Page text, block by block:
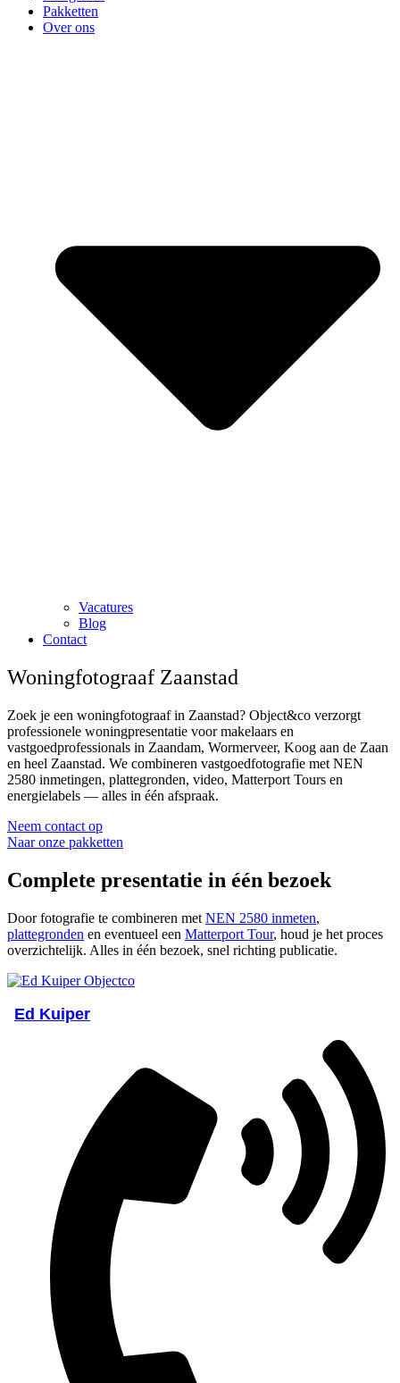
Pakketten
Over ons
Vacatures
Blog
Contact
Woningfotograaf Zaanstad
Zoek je een woningfotograaf in Zaanstad? Object&co verzorgt
professionele woningpresentatie voor makelaars en
vastgoedprofessionals in Zaandam, Wormerveer, Koog aan de Zaan
en heel Zaanstad. We combineren vastgoedfotografie met NEN
2580 inmetingen, plattegronden, video, Matterport Tours en
energielabels — alles in één afspraak.
Neem contact op
Naar onze pakketten
Complete presentatie in één bezoek
Door fotografie te combineren met NEN 2580 inmeten,
plattegronden en eventueel een Matterport Tour, houd je het proces
overzichtelijk. Alles in één bezoek, snel richting publicatie.
Ed Kuiper